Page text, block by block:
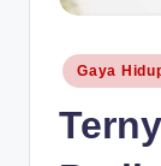
Posted
in
Gaya